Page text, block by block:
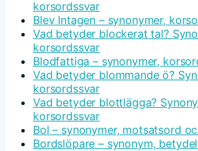
korsordssvar
Blev Intagen – synonymer,
Vad betyder blockerat tal?
korsordssvar
Blodfattiga – synonymer,
Vad betyder blommande ö?
korsordssvar
Vad betyder blottlägga?
korsordssvar
Bol – synonymer, motsatsord
Bordslöpare – synonym,